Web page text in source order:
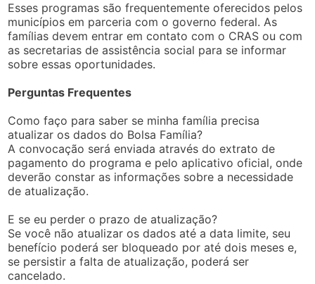
Esses programas são frequentemente oferecidos pelos
municípios em parceria com o governo federal. As
famílias devem entrar em contato com o CRAS ou com
as secretarias de assistência social para se informar
sobre essas oportunidades.
Perguntas Frequentes
Como faço para saber se minha família precisa
atualizar os dados do Bolsa Família?
A convocação será enviada através do extrato de
pagamento do programa e pelo aplicativo oficial, onde
deverão constar as informações sobre a necessidade
de atualização.
E se eu perder o prazo de atualização?
Se você não atualizar os dados até a data limite, seu
benefício poderá ser bloqueado por até dois meses e,
se persistir a falta de atualização, poderá ser
cancelado.